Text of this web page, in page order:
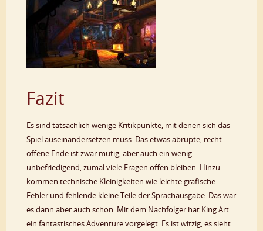
Fazit
Es sind tatsächlich wenige Kritikpunkte, mit denen sich das
Spiel auseinandersetzen muss. Das etwas abrupte, recht
offene Ende ist zwar mutig, aber auch ein wenig
unbefriedigend, zumal viele Fragen offen bleiben. Hinzu
kommen technische Kleinigkeiten wie leichte grafische
Fehler und fehlende kleine Teile der Sprachausgabe. Das war
es dann aber auch schon. Mit dem Nachfolger hat King Art
ein fantastisches Adventure vorgelegt. Es ist witzig, es sieht